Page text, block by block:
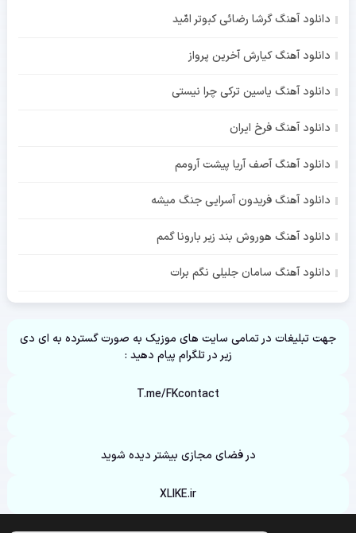
دانلود آهنگ گرشا رضائی کبوتر امّید
دانلود آهنگ کیارش آخرین پرواز
دانلود آهنگ یاسین ترکی چرا نیستی
دانلود آهنگ فرخ ایران
دانلود آهنگ آصف آریا پیشت آرومم
دانلود آهنگ فریدون آسرایی جنگ میشه
دانلود آهنگ هوروش بند زیر بارونا گمم
دانلود آهنگ سامان جلیلی نگم برات
جهت تبلیغات در تمامی سایت های موزیک به صورت گسترده به ای دی
زیر در تلگرام پیام دهید :
T.me/FKcontact
در فضای مجازی بیشتر دیده شوید
XLIKE.ir